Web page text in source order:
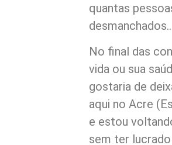
quantas
No final das
vida ou sua
gostaria de
aqui no Acre
e estou
sem ter